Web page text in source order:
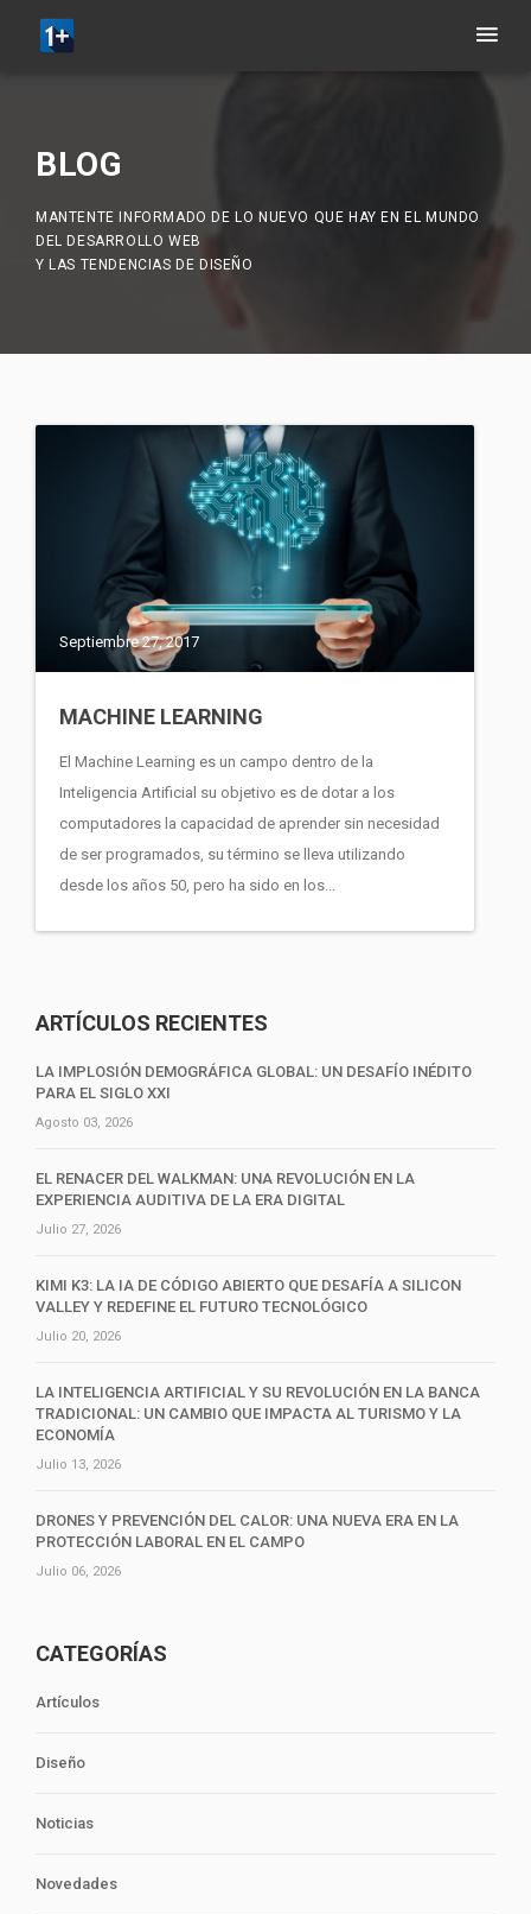
BLOG
MANTENTE INFORMADO DE LO NUEVO QUE HAY EN EL MUNDO
DEL DESARROLLO WEB
Y LAS TENDENCIAS DE DISEÑO
Septiembre 27, 2017
MACHINE LEARNING
El Machine Learning es un campo dentro de la
Inteligencia Artificial su objetivo es de dotar a los
computadores la capacidad de aprender sin necesidad
de ser programados, su término se lleva utilizando
desde los años 50, pero ha sido en los...
ARTÍCULOS RECIENTES
LA IMPLOSIÓN DEMOGRÁFICA GLOBAL: UN DESAFÍO INÉDITO
PARA EL SIGLO XXI
Agosto 03, 2026
EL RENACER DEL WALKMAN: UNA REVOLUCIÓN EN LA
EXPERIENCIA AUDITIVA DE LA ERA DIGITAL
Julio 27, 2026
KIMI K3: LA IA DE CÓDIGO ABIERTO QUE DESAFÍA A SILICON
VALLEY Y REDEFINE EL FUTURO TECNOLÓGICO
Julio 20, 2026
LA INTELIGENCIA ARTIFICIAL Y SU REVOLUCIÓN EN LA BANCA
TRADICIONAL: UN CAMBIO QUE IMPACTA AL TURISMO Y LA
ECONOMÍA
Julio 13, 2026
DRONES Y PREVENCIÓN DEL CALOR: UNA NUEVA ERA EN LA
PROTECCIÓN LABORAL EN EL CAMPO
Julio 06, 2026
CATEGORÍAS
Artículos
Diseño
Noticias
Novedades